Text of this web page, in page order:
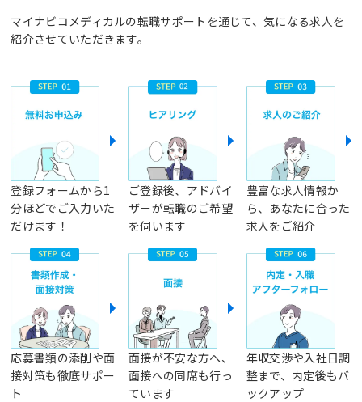
マイナビコメディカルの転職サポートを通じて、気になる求人を
紹介させていただきます。
登録フォームから1
分ほどでご入力いた
だけます！
ご登録後、アドバイ
ザーが転職のご希望
を伺います
豊富な求人情報か
ら、あなたに合った
求人をご紹介
応募書類の添削や面
接対策も徹底サポー
ト
面接が不安な方へ、
面接への同席も行っ
ています
年収交渉や入社日調
整まで、内定後もバ
ックアップ